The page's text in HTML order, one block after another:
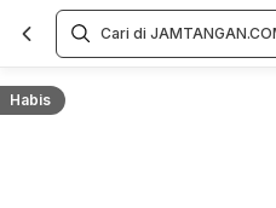
Habis
Overview